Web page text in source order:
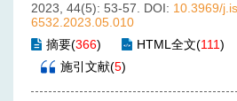
2023, 44(5): 53-57.
DOI: 10.3969/
6532.2023.05.010
摘要(366) HTML全文(111)
施引文献(5)